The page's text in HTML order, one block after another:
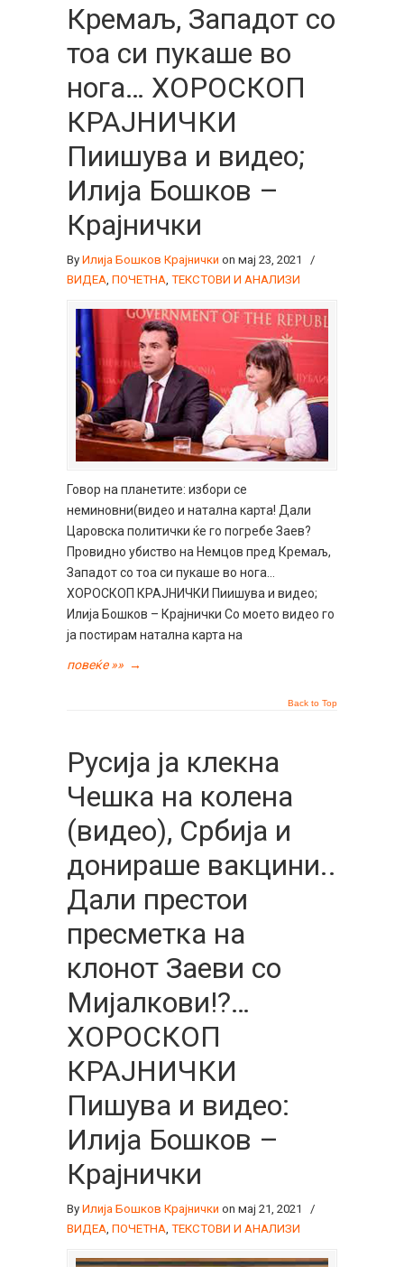
Кремаљ, Западот со
тоа си пукаше во
нога… ХОРОСКОП
КРАЈНИЧКИ
Пиишува и видео;
Илија Бошков –
Крајнички
By Илија Бошков Крајнички on мај 23, 2021
/
ВИДЕА, ПОЧЕТНА, ТЕКСТОВИ И АНАЛИЗИ
Говор на планетите: избори се
неминовни(видео и натална карта! Дали
Царовска политички ќе го погребе Заев?
Провидно убиство на Немцов пред Кремаљ,
Западот со тоа си пукаше во нога…
ХОРОСКОП КРАЈНИЧКИ Пиишува и видео;
Илија Бошков – Крајнички Со моето видео го
ја постирам натална карта на
повеќе »» →
Back to Top
Русија ја клекна
Чешка на колена
(видео), Србија и
донираше вакцини..
Дали престои
пресметка на
клонот Заеви со
Мијалкови!?…
ХОРОСКОП
КРАЈНИЧКИ
Пишува и видео:
Илија Бошков –
Крајнички
By Илија Бошков Крајнички on мај 21, 2021
/
ВИДЕА, ПОЧЕТНА, ТЕКСТОВИ И АНАЛИЗИ